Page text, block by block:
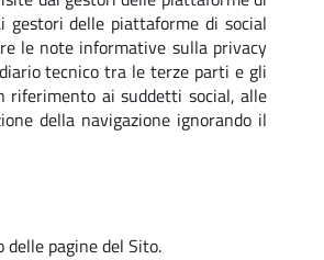
delle piattaforme di social
le note informative sulla privacy
tecnico tra le terze parti e gli
riferimento ai suddetti social, alle
della navigazione ignorando il
pagine del Sito.